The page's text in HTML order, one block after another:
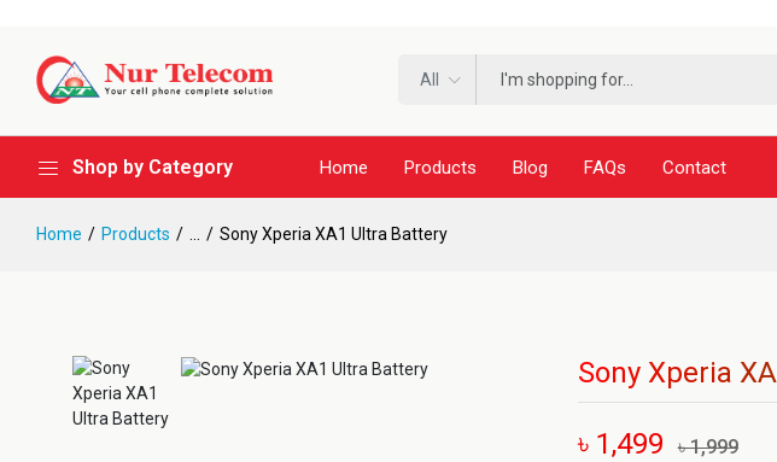
All
Shop by Category Home Products Blog FAQs Contact
Home Products Sony Xperia XA1 Ultra Battery
Sony Xperia
৳ 1,499 ৳ 1,999